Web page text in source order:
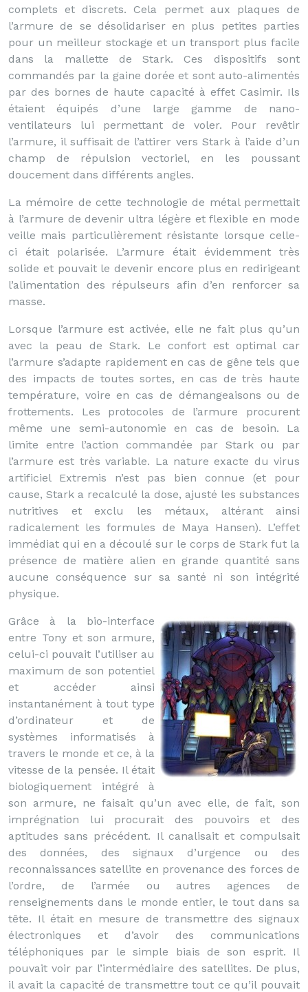
complets et discrets. Cela permet aux plaques de
l’armure de se désolidariser en plus petites parties
pour un meilleur stockage et un transport plus facile
dans la mallette de Stark. Ces dispositifs sont
commandés par la gaine dorée et sont auto-alimentés
par des bornes de haute capacité à effet Casimir. Ils
étaient équipés d’une large gamme de nano-
ventilateurs lui permettant de voler. Pour revêtir
l’armure, il suffisait de l’attirer vers Stark à l’aide d’un
champ de répulsion vectoriel, en les poussant
doucement dans différents angles.
La mémoire de cette technologie de métal permettait
à l’armure de devenir ultra légère et flexible en mode
veille mais particulièrement résistante lorsque celle-
ci était polarisée. L’armure était évidemment très
solide et pouvait le devenir encore plus en redirigeant
l’alimentation des répulseurs afin d’en renforcer sa
masse.
Lorsque l’armure est activée, elle ne fait plus qu’un
avec la peau de Stark. Le confort est optimal car
l’armure s’adapte rapidement en cas de gêne tels que
des impacts de toutes sortes, en cas de très haute
température, voire en cas de démangeaisons ou de
frottements. Les protocoles de l’armure procurent
même une semi-autonomie en cas de besoin. La
limite entre l’action commandée par Stark ou par
l’armure est très variable. La nature exacte du virus
artificiel Extremis n’est pas bien connue (et pour
cause, Stark a recalculé la dose, ajusté les substances
nutritives et exclu les métaux, altérant ainsi
radicalement les formules de Maya Hansen). L’effet
immédiat qui en a découlé sur le corps de Stark fut la
présence de matière alien en grande quantité sans
aucune conséquence sur sa santé ni son intégrité
physique.
Grâce à la bio-interface
entre Tony et son armure,
celui-ci pouvait l’utiliser au
maximum de son potentiel
et accéder ainsi
instantanément à tout type
d’ordinateur et de
systèmes informatisés à
travers le monde et ce, à la
vitesse de la pensée. Il était
biologiquement intégré à
son armure, ne faisait qu’un avec elle, de fait, son
imprégnation lui procurait des pouvoirs et des
aptitudes sans précédent. Il canalisait et compulsait
des données, des signaux d’urgence ou des
reconnaissances satellite en provenance des forces de
l’ordre, de l’armée ou autres agences de
renseignements dans le monde entier, le tout dans sa
tête. Il était en mesure de transmettre des signaux
électroniques et d’avoir des communications
téléphoniques par le simple biais de son esprit. Il
pouvait voir par l’intermédiaire des satellites. De plus,
il avait la capacité de transmettre tout ce qu’il pouvait